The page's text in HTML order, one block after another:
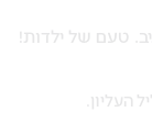
טעם של ילדות!